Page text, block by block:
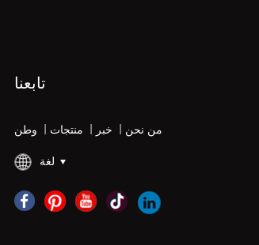
تابعنا
وطن | منتجات | خبر | من نحن
لغة